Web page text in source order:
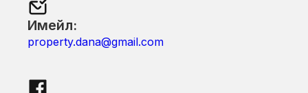
Имейл:
property.dana@gmail.com